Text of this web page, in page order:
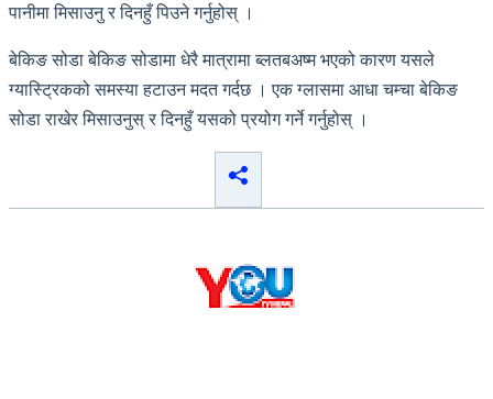
पानीमा मिसाउनु र दिनहुँ पिउने गर्नुहोस् ।
बेकिङ सोडा बेकिङ सोडामा धेरै मात्रामा ब्लतबअष्म भएको कारण यसले
ग्यास्ट्रिकको समस्या हटाउन मदत गर्दछ । एक ग्लासमा आधा चम्चा बेकिङ
सोडा राखेर मिसाउनुस् र दिनहुँ यसको प्रयोग गर्ने गर्नुहोस् ।